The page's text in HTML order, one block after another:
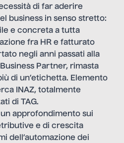
di far aderire
business in senso stretto:
e concreta a tutta
fra HR e fatturato
negli anni passati alla
Partner, rimasta
di un’etichetta. Elemento
INAZ, totalmente
di TAG.
approfondimento sui
e di crescita
dell’automazione dei